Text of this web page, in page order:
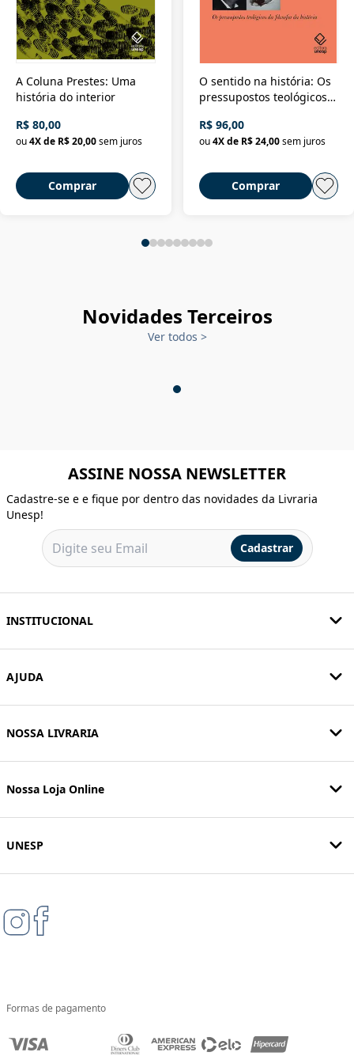
A Coluna Prestes: Uma
história do interior
R$ 80,00
ou4X de R$ 20,00sem juros
Comprar
O sentido na história: Os
pressupostos teológicos
R$ 96,00
ou 4X de R$ 24,00 sem juros
Comprar
Novidades Terceiros
Ver todos >
ASSINE NOSSA NEWSLETTER
Cadastre-se e e fique por dentro das novidades da Livraria
Unesp!
Cadastrar
INSTITUCIONAL
AJUDA
NOSSA LIVRARIA
Nossa Loja Online
UNESP
Formas de pagamento